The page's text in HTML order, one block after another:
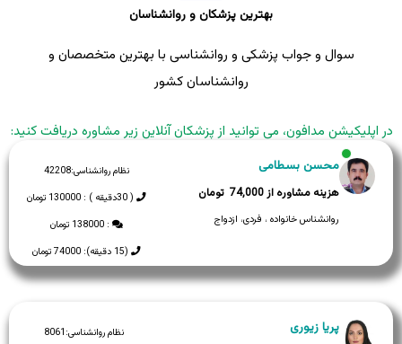
بهترین پزشکان و روانشناسان
سوال و جواب پزشکی و روانشناسی با بهترین متخصصان و
روانشناسان کشور
در اپلیکیشن مدافون، می توانید از پزشکان آنلاین زیر مشاوره دریافت کنید:
نظام روانشناسی:42208
( 30دقیقه ) : 130000 تومان
: 138000 تومان
(15 دقیقه): 74000 تومان
محسن بسطامی
74,000
روانشناس خانواده ، فردی، ازدواج
نظام روانشناسی:8061
پریا زیوری